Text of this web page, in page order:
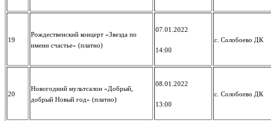
19
Рождественский концерт «Звезда по
имени счастье» (платно)
07.01.2022
14:00
с. Солобоево ДК
20
Новогодний мультсалон «Добрый,
добрый Новый год» (платно)
08.01.2022
13:00
с. Солобоево ДК